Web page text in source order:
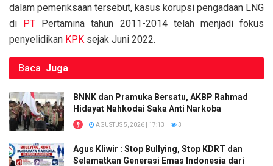
dalam pemeriksaan tersebut, kasus korupsi pengadaan LNG
di
PT Pertamina tahun 2011-2014 telah menjadi fokus
penyelidikan KPK sejak Juni 2022.
Baca Juga
BNNK dan Pramuka Bersatu, AKBP Rahmad
Hidayat Nahkodai Saka Anti Narkoba
AGUSTUS 5, 2026 | 17:13 3
Agus Kliwir : Stop Bullying, Stop KDRT dan
Selamatkan Generasi Emas Indonesia dari